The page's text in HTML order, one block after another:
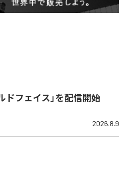
ドフェイス」を配信開始
2026.8.9